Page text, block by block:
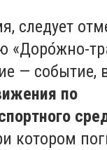
следует
«Доро́жно-
— событие,
по
котором